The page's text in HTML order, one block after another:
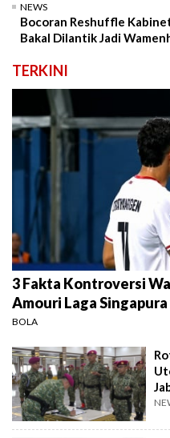
NEWS
Bocoran Reshuffle
Bakal Dilantik Jadi
TERKINI
3 Fakta Kontroversi
Amouri Laga
BOLA